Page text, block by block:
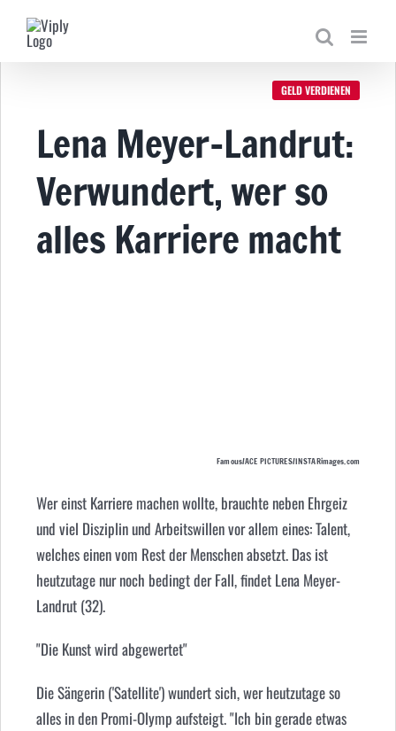
Inhalt
springen
GELD VERDIENEN
Lena Meyer-Landrut:
Verwundert, wer so
alles Karriere macht
Famous/ACE PICTURES/INSTARimages.com
Wer einst Karriere machen wollte, brauchte neben Ehrgeiz
und viel Disziplin und Arbeitswillen vor allem eines: Talent,
welches einen vom Rest der Menschen absetzt. Das ist
heutzutage nur noch bedingt der Fall, findet Lena Meyer-
Landrut (32).
"Die Kunst wird abgewertet"
Die Sängerin ('Satellite') wundert sich, wer heutzutage so
alles in den Promi-Olymp aufsteigt. "Ich bin gerade etwas